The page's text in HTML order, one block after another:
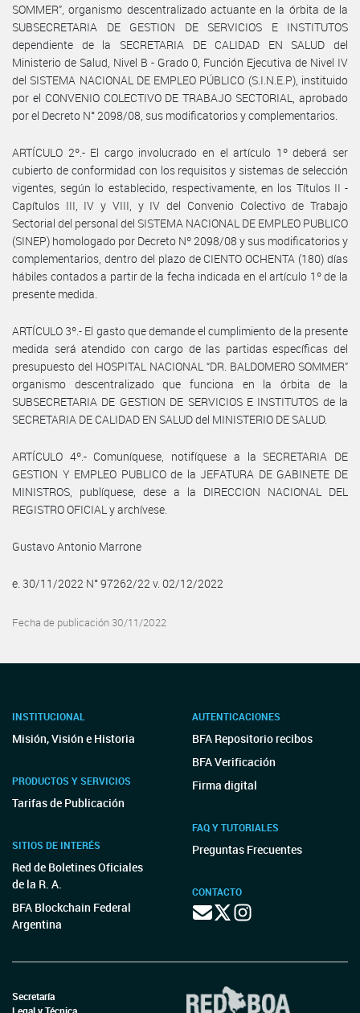
SOMMER”, organismo descentralizado actuante en la órbita de la
SUBSECRETARIA DE GESTION DE SERVICIOS E INSTITUTOS
dependiente de la SECRETARIA DE CALIDAD EN SALUD del
Ministerio de Salud, Nivel B - Grado 0, Función Ejecutiva de Nivel IV
del SISTEMA NACIONAL DE EMPLEO PÚBLICO (S.I.N.E.P), instituido
por el CONVENIO COLECTIVO DE TRABAJO SECTORIAL, aprobado
por el Decreto N° 2098/08, sus modificatorios y complementarios.
ARTÍCULO 2º.- El cargo involucrado en el artículo 1º deberá ser
cubierto de conformidad con los requisitos y sistemas de selección
vigentes, según lo establecido, respectivamente, en los Títulos II -
Capítulos III, IV y VIII, y IV del Convenio Colectivo de Trabajo
Sectorial del personal del SISTEMA NACIONAL DE EMPLEO PUBLICO
(SINEP) homologado por Decreto Nº 2098/08 y sus modificatorios y
complementarios, dentro del plazo de CIENTO OCHENTA (180) días
hábiles contados a partir de la fecha indicada en el artículo 1º de la
presente medida.
ARTÍCULO 3º.- El gasto que demande el cumplimiento de la presente
medida será atendido con cargo de las partidas específicas del
presupuesto del HOSPITAL NACIONAL “DR. BALDOMERO SOMMER”
organismo descentralizado que funciona en la órbita de la
SUBSECRETARIA DE GESTION DE SERVICIOS E INSTITUTOS de la
SECRETARIA DE CALIDAD EN SALUD del MINISTERIO DE SALUD.
ARTÍCULO 4º.- Comuníquese, notifíquese a la SECRETARIA DE
GESTION Y EMPLEO PUBLICO de la JEFATURA DE GABINETE DE
MINISTROS, publíquese, dese a la DIRECCION NACIONAL DEL
REGISTRO OFICIAL y archívese.
Gustavo Antonio Marrone
e. 30/11/2022 N° 97262/22 v. 02/12/2022
Fecha de publicación 30/11/2022
INSTITUCIONAL
Misión, Visión e Historia
PRODUCTOS Y SERVICIOS
Tarifas de Publicación
SITIOS DE INTERÉS
Red de Boletines Oficiales
de la R. A.
BFA Blockchain Federal
Argentina
AUTENTICACIONES
BFA Repositorio recibos
BFA Verificación
Firma digital
FAQ Y TUTORIALES
Preguntas Frecuentes
CONTACTO
Secretaría